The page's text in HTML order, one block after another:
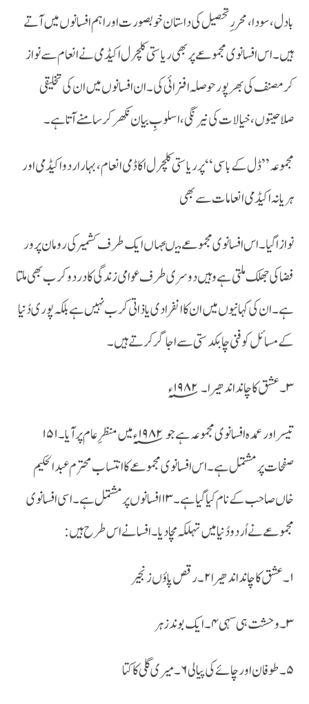
بادل ،سودا ،محرر ِ تحصیل کی داستان خوبصورت اور اہم افسانوں میں آتے
ہیں ۔اس افسانوی مجموعے پر بھی ریاستی کلچرل اکیڈمی نے انعام سے نواز
کر مصنف کی بھر پور حوصلہ افزائی کی ۔ان افسانوں میں ان کی تخلیقی
صلاحیتوں ،خیا لات کی نیرنگی ،اسلوبِ بیان نکھر کر سامنے آتا ہے ۔
مجموعہ ’’ڈل کے باسی‘‘پر ریاستی کلچرل اکاڈمی انعام ،بہار اردو اکیڈمی اور
ہریانہ اکیڈمی انعامات سے بھی
نوازا گیا۔اس افسانوی مجموعے میںجہاں ایک طرف کشمیر کی رومان پرور
فضا کی جھلک ملتی ہے وہیں دوسری طرف عوامی زندگی کا درد و کرب بھی ملتا
ہے۔ان کی کہانیوں میں ان کا انفرادی یا ذاتی کرب نہیں ہے بلکہ پوری دُنیا
کے مسائل کو فنی چابکدستی سے اجاگر کرتے ہیں ۔
۳۔عشق کا چاند اندھیرا ۔ ۱۹۸۲؁ء
تیسراور عمدہ ا فسانوی مجموعہ ہے جو ۱۹۸۲؁ء میں منظر ِ عام پر آیا ۔۱۵۱
صفحات پر مشتمل ہے ۔اس افسانوی مجموعے کا انتساب محترم عبدالحکیم
خاں صاحب کے نام کیا گیا ہے ۔۱۳ افسانوں پر مشتمل ہے ۔اسی افسانوی
مجموعے نے اُردو دُنیا میں تہلکہ مچا دیا ۔افسانے اس طرح ہیں :
۱۔عشق کا چاند اندھیرا ۲۔رقص پاؤں زنجیر
۳۔وحشت ہی سہی ۴۔ایک بوند زہر
۵۔طوفان اور چائے کی پیالی ۶۔میری گلی کا کتا